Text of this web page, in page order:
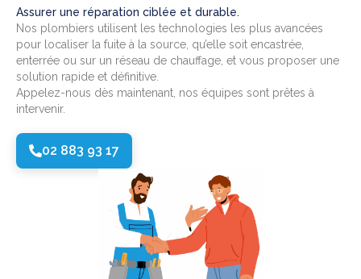
Assurer une réparation ciblée et durable.
Nos plombiers utilisent les technologies les plus avancées
pour localiser la fuite à la source, qu’elle soit encastrée,
enterrée ou sur un réseau de chauffage, et vous proposer une
solution rapide et définitive.
Appelez-nous dès maintenant, nos équipes sont prêtes à
intervenir.
02 883 93 17